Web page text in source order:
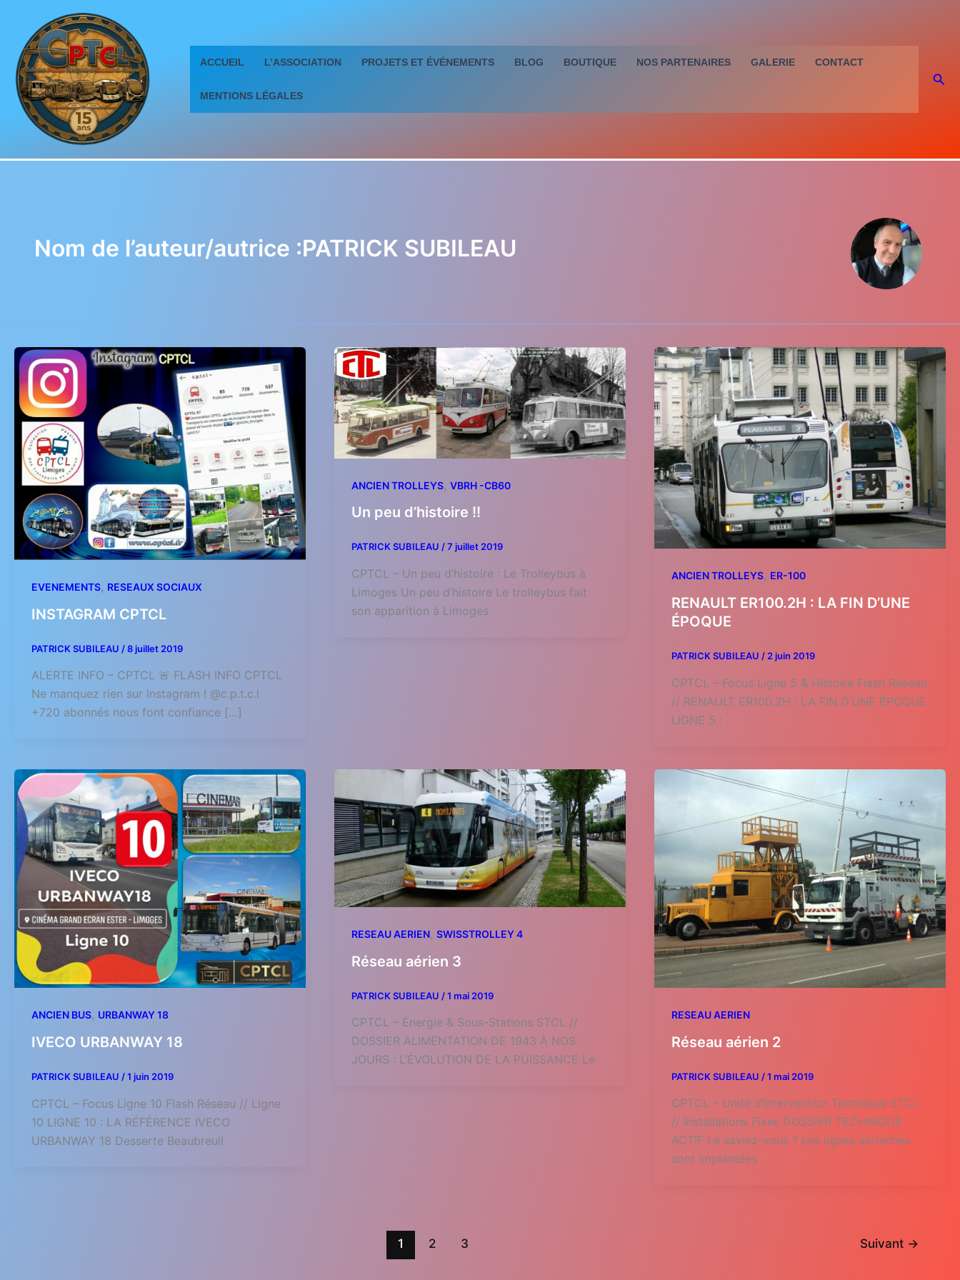
contenu
ACCUEIL L’ASSOCIATION PROJETS ET ÉVÉNEMENTS BLOG BOUTIQUE NOS PARTENAIRES GALERIE CONTACT
MENTIONS LÉGALES
Nom de l’auteur/autrice :PATRICK SUBILEAU
EVENEMENTS, RESEAUX SOCIAUX
INSTAGRAM CPTCL
PATRICK SUBILEAU /8 juillet 2019
ALERTE INFO – CPTCL 🚨 FLASH INFO CPTCL
Ne manquez rien sur Instagram ! @c.p.t.c.l
+720 abonnés nous font confiance […]
ANCIEN TROLLEYS, VBRH -CB60
Un peu d’histoire !!
PATRICK SUBILEAU /7 juillet 2019
CPTCL – Un peu d’histoire : Le Trolleybus à
Limoges Un peu d’histoire Le trolleybus fait
son apparition à Limoges
ANCIEN TROLLEYS, ER-100
RENAULT ER100.2H : LA FIN D’UNE
ÉPOQUE
PATRICK SUBILEAU /2 juin 2019
CPTCL – Focus Ligne 5 & Histoire Flash Réseau
// RENAULT ER100.2H : LA FIN D’UNE ÉPOQUE
LIGNE 5 :
ANCIEN BUS, URBANWAY 18
IVECO URBANWAY 18
PATRICK SUBILEAU /1 juin 2019
CPTCL – Focus Ligne 10 Flash Réseau // Ligne
10 LIGNE 10 : LA RÉFÉRENCE IVECO
URBANWAY 18 Desserte Beaubreuil
RESEAU AERIEN, SWISSTROLLEY 4
Réseau aérien 3
PATRICK SUBILEAU /1 mai 2019
CPTCL – Énergie & Sous-Stations STCL //
DOSSIER ALIMENTATION DE 1943 À NOS
JOURS : L’ÉVOLUTION DE LA PUISSANCE Le
RESEAU AERIEN
Réseau aérien 2
PATRICK SUBILEAU /1 mai 2019
CPTCL – Unité d’Intervention Technique STCL
// Installations Fixes DOSSIER TECHNIQUE
ACTIF Le saviez-vous ? Les lignes aériennes
sont implantées
1 2 3 Suivant →